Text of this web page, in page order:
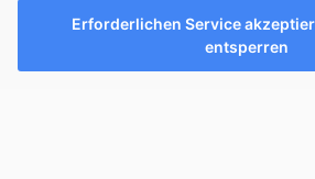
Erforderlichen Service
entsperren